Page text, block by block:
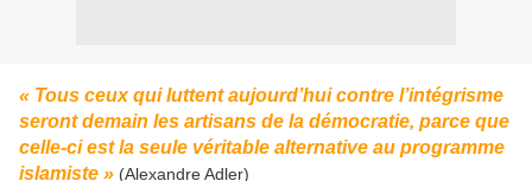
« Tous ceux qui luttent aujourd’hui contre l’intégrisme
seront demain les artisans de la démocratie, parce que
celle-ci est la seule véritable alternative au programme
islamiste » (Alexandre Adler)